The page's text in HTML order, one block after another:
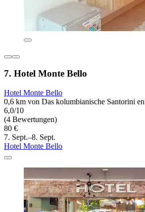
7. Hotel Monte Bello
Hotel Monte Bello
0,6 km von Das kolumbianische Santorini
6,0/10
(4 Bewertungen)
80 €
7. Sept.–8. Sept.
Hotel Monte Bello